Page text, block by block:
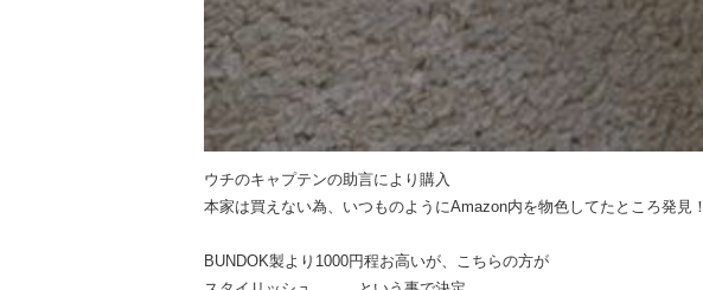
ウチのキャプテンの助言により購入
本家は買えない為、いつものようにAmazon内を物色してたところ発見！
BUNDOK製より1000円程お高いが、こちらの方が